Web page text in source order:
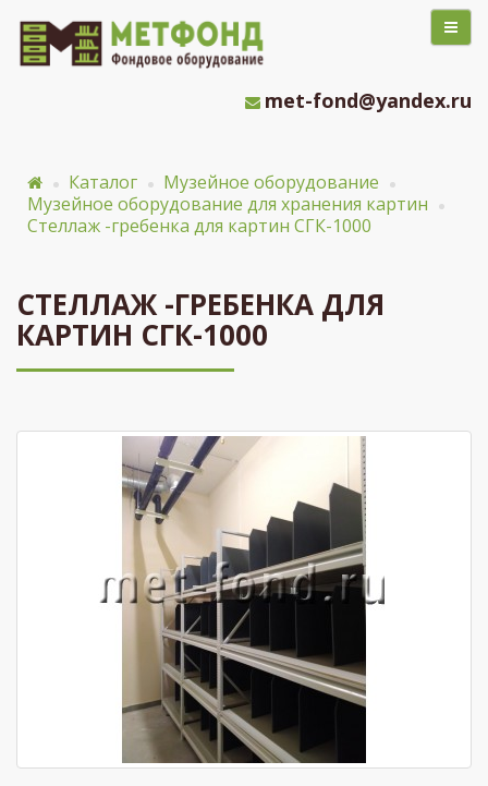
met-fond@yandex.ru
Каталог
Музейное оборудование
Музейное оборудование для хранения картин
Стеллаж -гребенка для картин СГК-1000
СТЕЛЛАЖ -ГРЕБЕНКА ДЛЯ
КАРТИН СГК-1000